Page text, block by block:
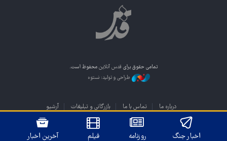
تمامی حقوق برای قدس آنلاین محفوظ است.
طراحی و تولید: نستوه
درباره ما تماس با ما بازرگانی و تبلیغات آرشیو
اخبار جنگ روزنامه فیلم آخرین اخبار